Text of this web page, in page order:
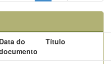
Data do
Título